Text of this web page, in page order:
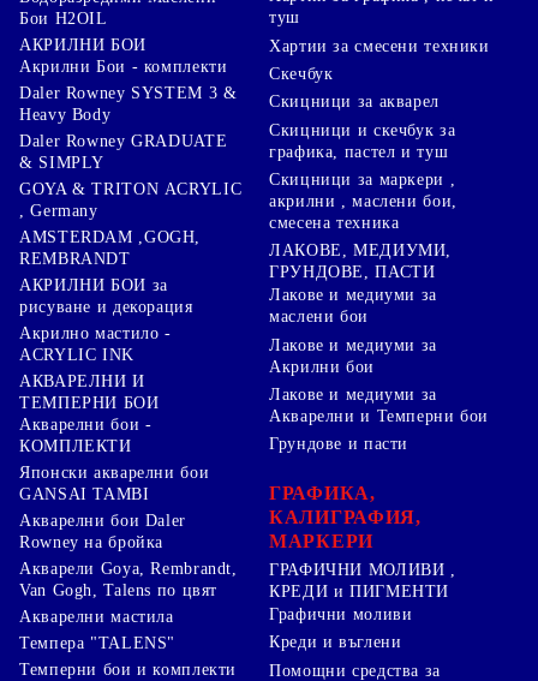
Бои H2OIL
АКРИЛНИ БОИ
Акрилни Бои - комплекти
Daler Rowney SYSTEM 3 &
Heavy Body
Daler Rowney GRADUATE
& SIMPLY
GOYA & TRITON АCRYLIC
, Germany
AMSTERDAM ,GOGH,
REMBRANDT
АКРИЛНИ БОИ за
рисуване и декорация
Акрилно мастило -
ACRYLIC INK
АКВАРЕЛНИ И
ТЕМПЕРНИ БОИ
Акварелни бои -
КОМПЛЕКТИ
Японски акварелни бои
GANSAI TAMBI
Акварелни бои Daler
Rowney на бройка
Акварели Goya, Rembrandt,
Van Gogh, Talens по цвят
Акварелни мастила
Темпера "TALENS"
Темперни бои и комплекти
туш
Хартии за смесени техники
Скечбук
Скицници за акварел
Скицници и скечбук за
графика, пастел и туш
Скицници за маркери ,
акрилни , маслени бои,
смесена техника
ЛАКОВЕ, МЕДИУМИ,
ГРУНДОВЕ, ПАСТИ
Лакове и медиуми за
маслени бои
Лакове и медиуми за
Акрилни бои
Лакове и медиуми за
Акварелни и Темперни бои
Грундове и пасти
ГРАФИКА,
КАЛИГРАФИЯ,
МАРКЕРИ
ГРАФИЧНИ МОЛИВИ ,
КРЕДИ и ПИГМЕНТИ
Графични моливи
Креди и въглени
Помощни средства за